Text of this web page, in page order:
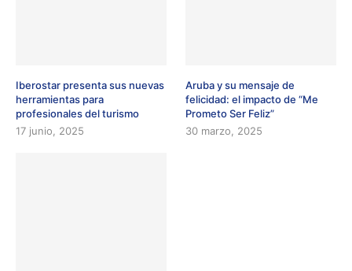
Iberostar presenta sus nuevas
herramientas para
profesionales del turismo
17 junio, 2025
Aruba y su mensaje de
felicidad: el impacto de “Me
Prometo Ser Feliz”
30 marzo, 2025